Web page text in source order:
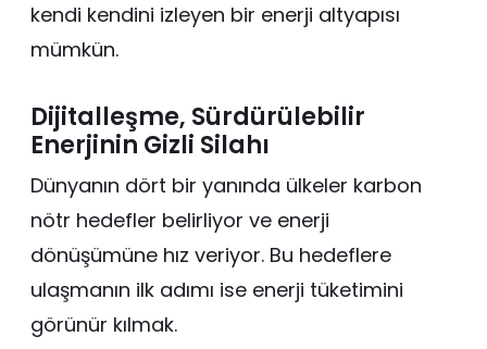
kendi kendini izleyen bir enerji altyapısı
mümkün.
Dijitalleşme, Sürdürülebilir
Enerjinin Gizli Silahı
Dünyanın dört bir yanında ülkeler karbon
nötr hedefler belirliyor ve enerji
dönüşümüne hız veriyor. Bu hedeflere
ulaşmanın ilk adımı ise enerji tüketimini
görünür kılmak.